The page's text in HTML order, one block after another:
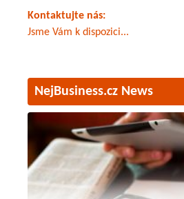
Kontaktujte nás:
Jsme Vám k dispozici...
NejBusiness.cz News